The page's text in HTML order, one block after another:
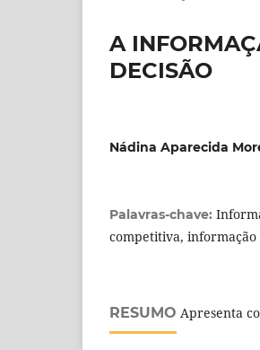
A
DECISÃO
Nádina Aparecida
Palavras-chave:
competitiva, informação
RESUMO Apresenta